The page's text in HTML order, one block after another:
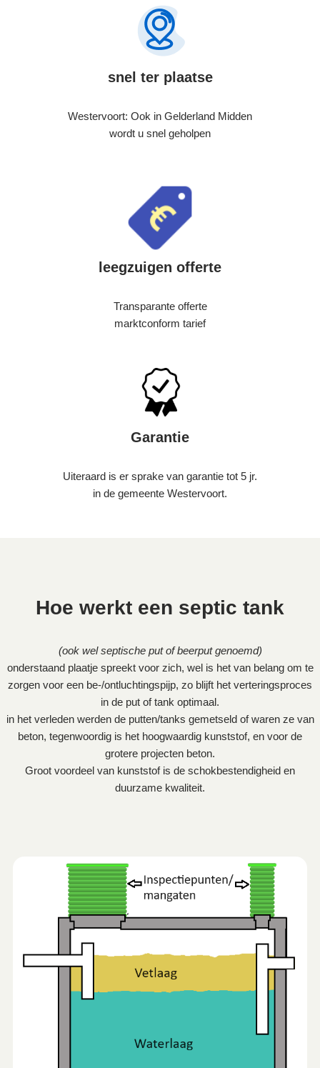
snel ter plaatse
Westervoort: Ook in Gelderland Midden
wordt u snel geholpen
leegzuigen offerte
Transparante offerte
marktconform tarief
Garantie
Uiteraard is er sprake van garantie tot 5 jr.
in de gemeente Westervoort.
Hoe werkt een septic tank
(ook wel septische put of beerput genoemd)
onderstaand plaatje spreekt voor zich, wel is het van belang om te
zorgen voor een be-/ontluchtingspijp, zo blijft het verteringsproces
in de put of tank optimaal.
in het verleden werden de putten/tanks gemetseld of waren ze van
beton, tegenwoordig is het hoogwaardig kunststof, en voor de
grotere projecten beton.
Groot voordeel van kunststof is de schokbestendigheid en
duurzame kwaliteit.